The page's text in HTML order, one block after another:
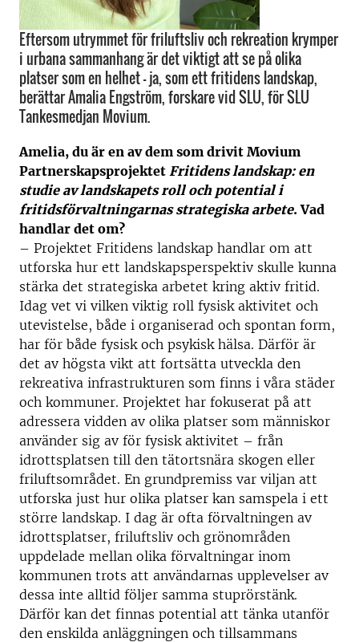
Eftersom utrymmet för friluftsliv och rekreation krymper
i urbana sammanhang är det viktigt att se på olika
platser som en helhet – ja, som ett fritidens landskap,
berättar Amalia Engström, forskare vid SLU, för SLU
Tankesmedjan Movium.
Amelia, du är en av dem som drivit Movium
Partnerskapsprojektet Fritidens landskap: en
studie av landskapets roll och potential i
fritidsförvaltningarnas strategiska arbete. Vad
handlar det om?
– Projektet Fritidens landskap handlar om att
utforska hur ett landskapsperspektiv skulle kunna
stärka det strategiska arbetet kring aktiv fritid.
Idag vet vi vilken viktig roll fysisk aktivitet och
utevistelse, både i organiserad och spontan form,
har för både fysisk och psykisk hälsa. Därför är
det av högsta vikt att fortsätta utveckla den
rekreativa infrastrukturen som finns i våra städer
och kommuner. Projektet har fokuserat på att
adressera vidden av olika platser som människor
använder sig av för fysisk aktivitet – från
idrottsplatsen till den tätortsnära skogen eller
friluftsområdet. En grundpremiss var viljan att
utforska just hur olika platser kan samspela i ett
större landskap. I dag är ofta förvaltningen av
idrottsplatser, friluftsliv och grönområden
uppdelade mellan olika förvaltningar inom
kommunen trots att användarnas upplevelser av
dessa inte alltid följer samma stuprörstänk.
Därför kan det finnas potential att tänka utanför
den enskilda anläggningen och tillsammans